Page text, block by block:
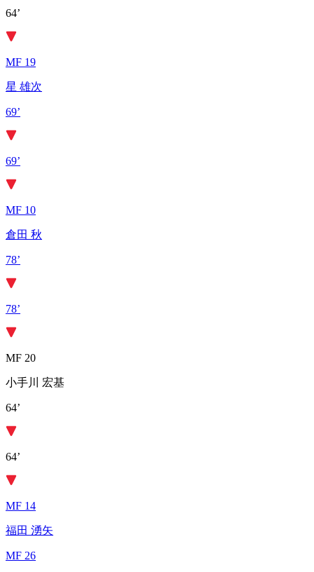
64’
MF 19
星 雄次
69’
69’
MF 10
倉田 秋
78’
78’
MF 20
小手川 宏基
64’
64’
MF 14
福田 湧矢
MF 26